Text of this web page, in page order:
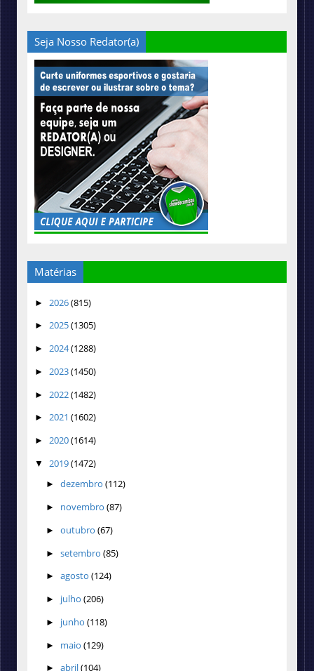
Seja Nosso Redator(a)
Matérias
► 2026(815)
► 2025(1305)
► 2024(1288)
► 2023(1450)
► 2022(1482)
► 2021 (1602)
► 2020(1614)
▼ 2019(1472)
► dezembro (112)
► novembro (87)
► outubro (67)
► setembro (85)
► agosto (124)
► julho (206)
► junho (118)
► maio (129)
► abril(104)